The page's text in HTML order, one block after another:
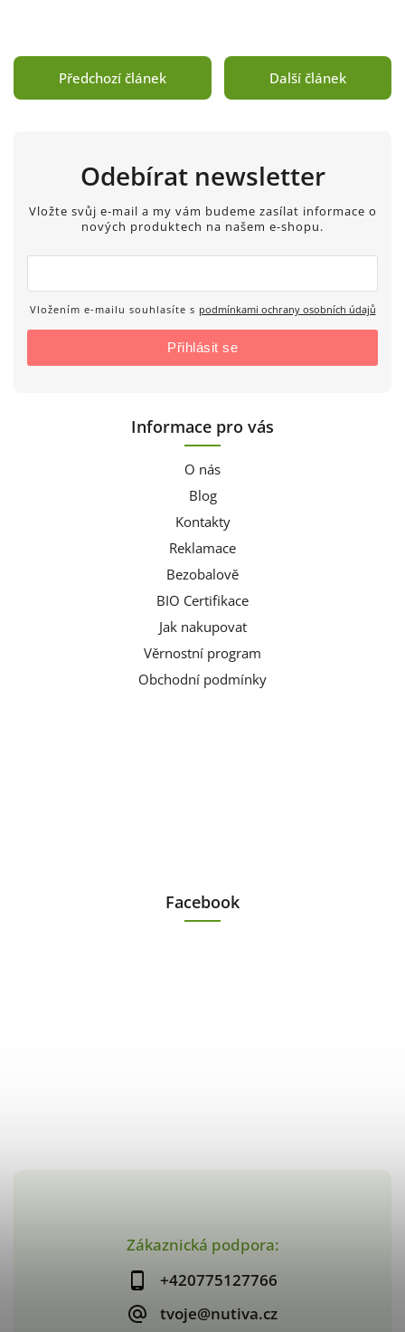
Předchozí článek Další článek
Zákaznická podpora:
+420775127766
tvoje@nutiva.cz
Odebírat newsletter
Vložte svůj e-mail a my vám budeme zasílat informace o
nových produktech na našem e-shopu.
Vložením e-mailu souhlasíte s podmínkami ochrany osobních údajů
Přihlásit se
Informace pro vás
O nás
Blog
Kontakty
Reklamace
Bezobalově
BIO Certifikace
Jak nakupovat
Věrnostní program
Obchodní podmínky
Facebook